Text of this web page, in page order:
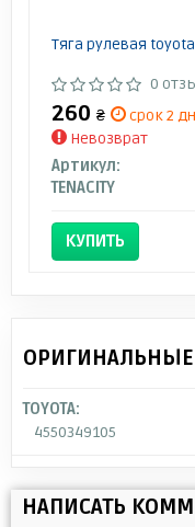
Тяга рулевая toyota
0
260 ₴
срок 2
Невозврат
Артикул:
TENACITY
КУПИТЬ
TOYOTA:
4550349105
НАПИСАТЬ